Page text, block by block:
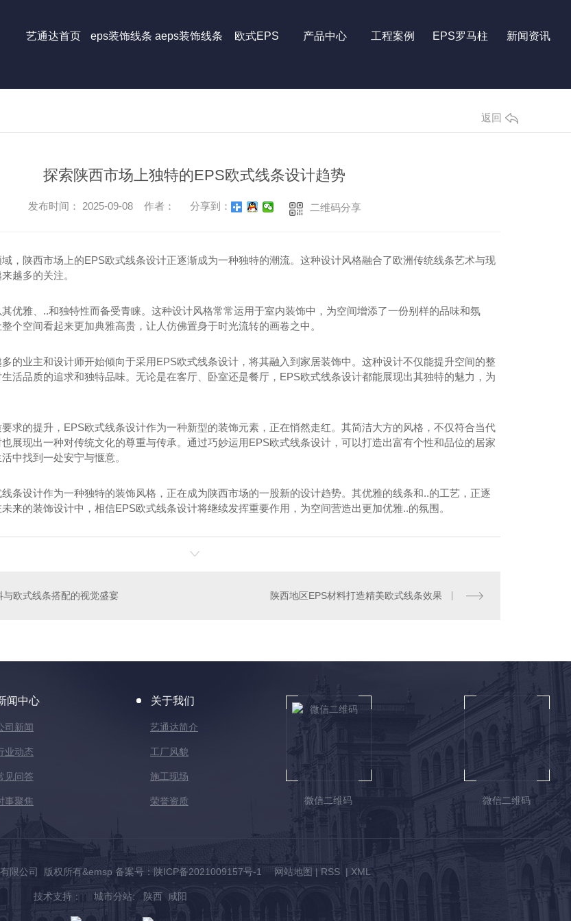
艺通达首页 eps装饰线条 aeps装饰线条 欧式EPS 产品中心 工程案例 EPS罗马柱 新闻资讯
返回
探索陕西市场上独特的EPS欧式线条设计趋势
发布时间： 2025-09-08 作者： 分享到： 二维码分享
，陕西市场上的EPS欧式线条设计正逐渐成为一种独特的潮流。这种设计风格融合了欧洲传统线条艺术与现
越多的关注。
优雅、..和独特性而备受青睐。这种设计风格常常运用于室内装饰中，为空间增添了一份别样的品味和氛
个空间看起来更加典雅高贵，让人仿佛置身于时光流转的画卷之中。
的业主和设计师开始倾向于采用EPS欧式线条设计，将其融入到家居装饰中。这种设计不仅能提升空间的整
活品质的追求和独特品味。无论是在客厅、卧室还是餐厅，EPS欧式线条设计都能展现出其独特的魅力，为
求的提升，EPS欧式线条设计作为一种新型的装饰元素，正在悄然走红。其简洁大方的风格，不仅符合当代
展现出一种对传统文化的尊重与传承。通过巧妙运用EPS欧式线条设计，可以打造出富有个性和品位的居家
中找到一处安宁与惬意。
条设计作为一种独特的装饰风格，正在成为陕西市场的一股新的设计趋势。其优雅的线条和..的工艺，正逐
来的装饰设计中，相信EPS欧式线条设计将继续发挥重要作用，为空间营造出更加优雅..的氛围。
与欧式线条搭配的视觉盛宴 陕西地区EPS材料打造精美欧式线条效果
闻中心
司新闻
业动态
见问答
事聚焦
关于我们
艺通达简介
工厂风貌
施工现场
荣誉资质 微信二维码 微信二维码
限公司 版权所有&emsp 备案号： 陕ICP备2021009157号-1 网站地图 | RSS | XML
技术支持： 城市分站: 陕西 咸阳